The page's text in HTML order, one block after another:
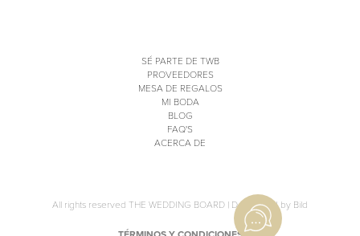
SÉ PARTE DE TWB
PROVEEDORES
MESA DE REGALOS
MI BODA
BLOG
FAQ'S
ACERCA DE
All rights reserved THE WEDDING BOARD | Developed by Bild